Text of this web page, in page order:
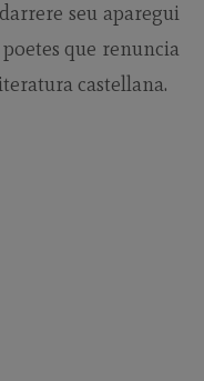
seu aparegui
que renuncia
castellana.